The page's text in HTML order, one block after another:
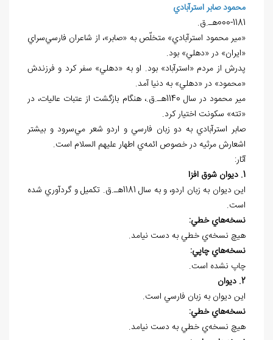
محمود صابر استرآبادي
000-1181هـ.ق.
«مير محمود استرآبادي» متخلّص به «صابر»، از شاعران فارسي‌سراي
«ايران» در «دهلي» بود.
پدرش از مردم «استرآباد» بود. او به «دهلي» سفر کرد و فرزندش
«محمود» در «دهلي» به دنيا آمد.
مير محمود در سال 1140هـ.ق.، هنگام بازگشت از عتبات عاليات، در
«تته» سکونت اختيار کرد.
صابر استرآبادي به دو زبان فارسي و اردو شعر مي‌سرود و بيشتر
اشعارش مرثيه در خصوص ائمه‌ي اطهار عليهم السلام است.
آثار:
1. ديوان شوق افزا
اين ديوان به زبان اردو، و به سال 1181هـ.ق. تکميل و گردآوري شده
است.
نسخههاي خطي:
هيچ نسخهي خطي به دست نيامد.
نسخههاي چاپي:
چاپ نشده است.
2. ديوان
اين ديوان به زبان فارسي است.
نسخههاي خطي:
هيچ نسخهي خطي به دست نيامد.